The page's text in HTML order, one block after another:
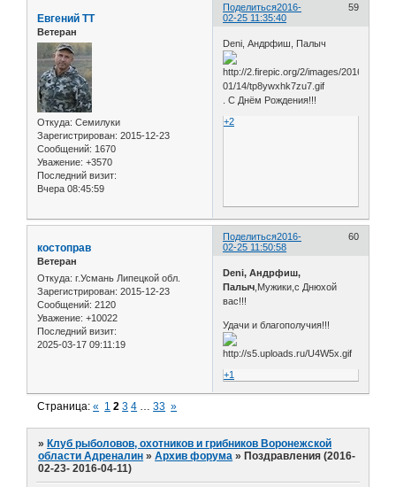
Поделиться 59
2016-
02-25 11:35:40
Евгений ТТ
Ветеран
Откуда: Семилуки
Зарегистрирован: 2015-12-23
Сообщений: 1670
Уважение: +3570
Последний визит:
Вчера 08:45:59
Deni, Андрфиш, Палыч
. С Днём Рождения!!!
+2
Поделиться 60
2016-
02-25 11:50:58
костоправ
Ветеран
Откуда: г.Усмань Липецкой обл.
Зарегистрирован: 2015-12-23
Сообщений: 2120
Уважение: +10022
Последний визит:
2025-03-17 09:11:19
Deni, Андрфиш,
Палыч ,Мужики,с Днюхой
вас!!!
Удачи и благополучия!!!
+1
Страница:« 1 2 3 4 … 33 »
»Клуб рыболовов, охотников и грибников Воронежской
области Адреналин »Архив форума »Поздравления (2016-
02-23- 2016-04-11)